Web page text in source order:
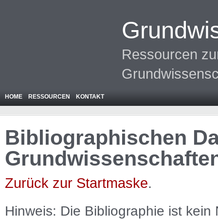
Ressourcen
HOME RESSOURCEN KONTAKT
Bibliographischen
Zurück zur Startmaske.
Hinweis: Die Bibliographie ist kein